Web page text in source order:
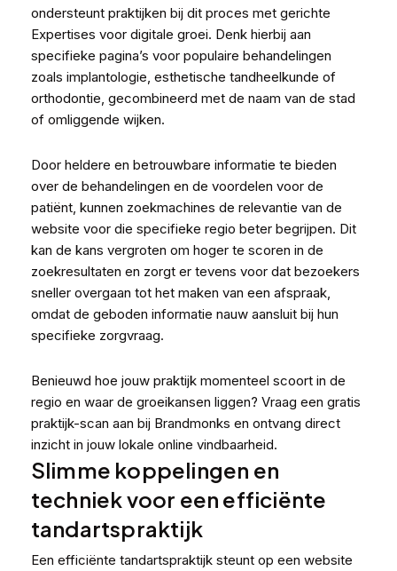
ondersteunt praktijken bij dit proces met gerichte
Expertises voor digitale groei. Denk hierbij aan
specifieke pagina’s voor populaire behandelingen
zoals implantologie, esthetische tandheelkunde of
orthodontie, gecombineerd met de naam van de stad
of omliggende wijken.
Door heldere en betrouwbare informatie te bieden
over de behandelingen en de voordelen voor de
patiënt, kunnen zoekmachines de relevantie van de
website voor die specifieke regio beter begrijpen. Dit
kan de kans vergroten om hoger te scoren in de
zoekresultaten en zorgt er tevens voor dat bezoekers
sneller overgaan tot het maken van een afspraak,
omdat de geboden informatie nauw aansluit bij hun
specifieke zorgvraag.
Benieuwd hoe jouw praktijk momenteel scoort in de
regio en waar de groeikansen liggen? Vraag een gratis
praktijk-scan aan bij Brandmonks en ontvang direct
inzicht in jouw lokale online vindbaarheid.
Slimme koppelingen en
techniek voor een efficiënte
tandartspraktijk
Een efficiënte tandartspraktijk steunt op een website